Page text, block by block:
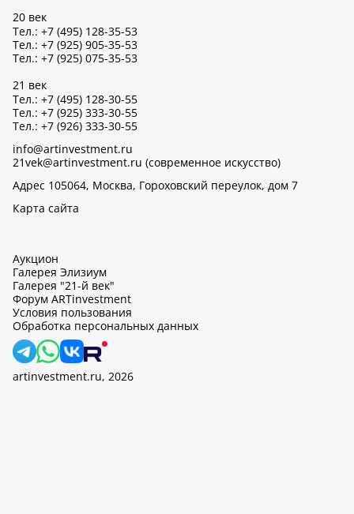
20 век
Тел.: +7 (495) 128-35-53
Тел.: +7 (925) 905-35-53
Тел.: +7 (925) 075-35-53
21 век
Тел.: +7 (495) 128-30-55
Тел.: +7 (925) 333-30-55
Тел.: +7 (926) 333-30-55
info@artinvestment.ru
21vek@artinvestment.ru (современное искусство)
Адрес 105064, Москва, Гороховский переулок, дом 7
Карта сайта
Аукцион
Галерея Элизиум
Галерея "21-й век"
Форум ARTinvestment
Условия пользования
Обработка персональных данных
artinvestment.ru, 2026